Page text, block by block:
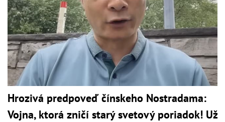
Hrozivá predpoveď čínskeho Nostradama:
Vojna, ktorá zničí starý svetový poriadok! Už